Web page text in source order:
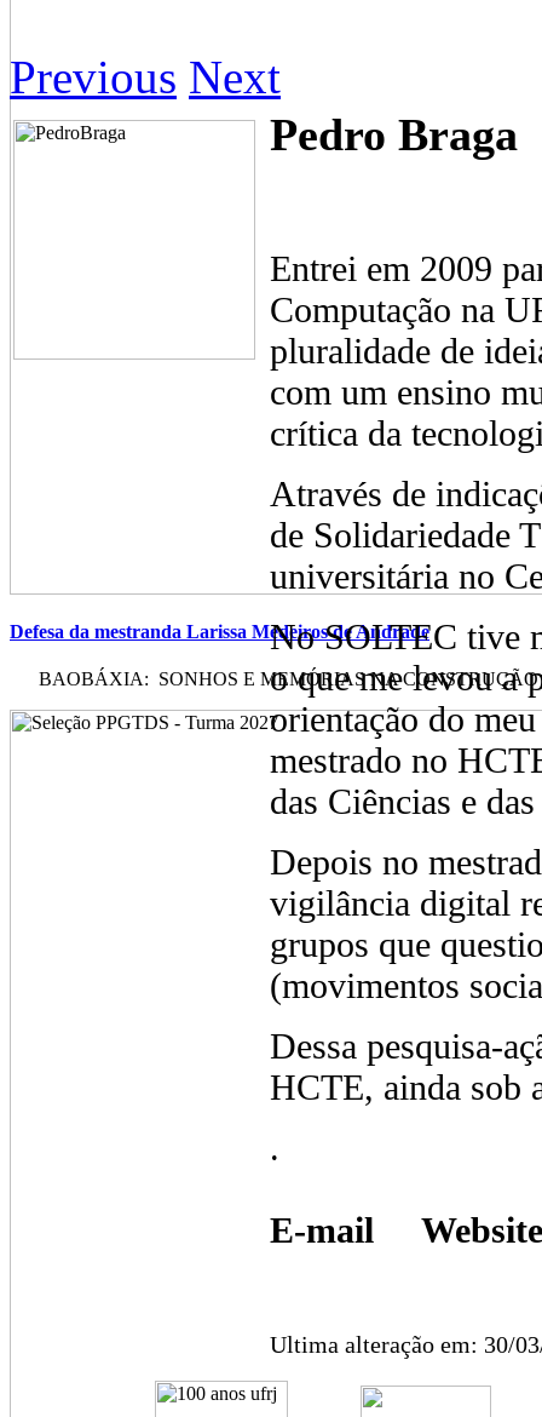
Defesa da mestranda Larissa Medeiros de Andrade
BAOBÁXIA: SONHOS E MEMÓRIAS NA CONSTRUÇÃO
Previous Next
Pedro Braga
Entrei em 2009
Computação na
pluralidade de
com um ensino
crítica da
Através de
de Solidariedade
universitária no
No SOLTEC tive
o que me levou a
orientação do
mestrado no
das Ciências e
Depois no
vigilância digital
grupos que
(movimentos
Dessa pesquisa-
HCTE, ainda sob
.
E-mail
Ultima alteração em: 30/